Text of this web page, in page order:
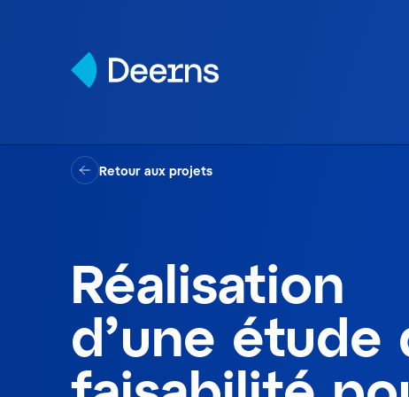
Retour aux projets
Réalisation
d’une étude